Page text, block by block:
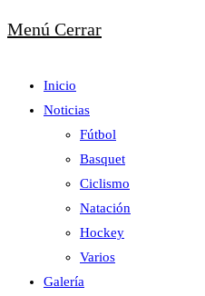
Menú Cerrar
Inicio
Noticias
Fútbol
Basquet
Ciclismo
Natación
Hockey
Varios
Galería